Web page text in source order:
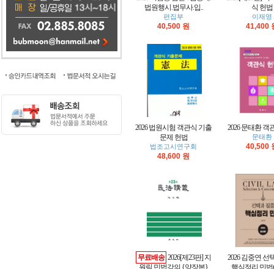
법원행시.법무사.입..
편집부
40,500 원
식 헌법
이재영
41,400
2026 법원시험 객관식 기출
문제 헌법
법조고시연구회
48,600 원
2026 문태환 객
문태환
40,500
무료배송 2026[제23판] 지
원림 민법강의 {양장본}
2026 김중연 선
핵심정리 민법